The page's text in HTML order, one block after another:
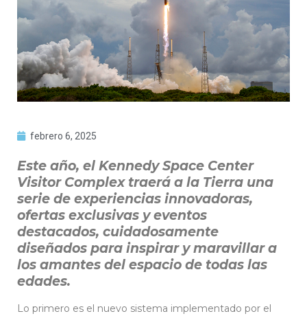
febrero 6, 2025
Este año, el Kennedy Space Center
Visitor Complex traerá a la Tierra una
serie de experiencias innovadoras,
ofertas exclusivas y eventos
destacados, cuidadosamente
diseñados para inspirar y maravillar a
los amantes del espacio de todas las
edades.
Lo primero es el nuevo sistema implementado por el